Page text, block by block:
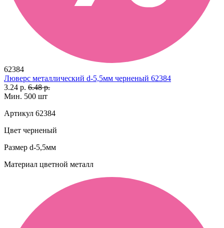
62384
Люверс металлический d-5,5мм черненый 62384
3.24 р. 6.48 р.
Мин. 500 шт
Артикул 62384
Цвет черненый
Размер d-5,5мм
Материал цветной металл